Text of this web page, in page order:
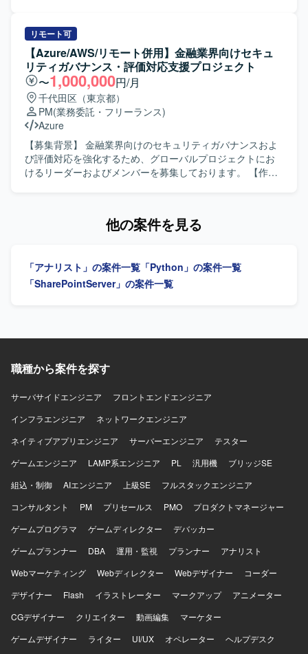
リティに関するグローバルプロジェクトの推進支援を行っ
ていただきます。リーダーの方には、英語WEB会議のファ
シリテートやインシデント対応支援、アドバイザリー業
務、金融庁ガイドライン対応を含むセキュリティ業務全般
のリードを担っていただきます。メンバーの方には、PMO
業務として管理資料の更新をはじめとした事務処理や、プ
ロジェクト運営に関する各種支援業務を行っていただきま
す。 【求める人物像】 セキュリティ分野やクラウド、ITイ
ンフラに関する経験を活かしながら、金融業界のセキュリ
ティガバナンス強化に主体的に取り組んでいただける方を
求めております。グローバルプロジェクトでの英語を用い
ュリティガバナンスや評価対応といった重要領域におい
キュリティ領域の実務経験を組み合わせることで、今後の
キャリア形成においても価値の高い経験を積んでいただけ
リモート可
【Azure/AWS/リモート併用】金融業界向けセキュ
リティガバナンス・評価対応支援プロジェクト
〜1,000,000円/月
千代田区（東京都）
PM(業務委託・フリーランス)
Azure
【募集背景】 金融業界向けのセキュリティガバナンスおよ
び評価対応を強化するため、グローバルプロジェクトにお
けるリーダーおよびメンバーを募集しております。 【作業
ラに関する知見を活かして支援を行います。リーダーポジ
のセキュリティ業務やインシデント対応支援などを担当い
ただきます。メンバーポジションの方には、PMO業務とし
を有し、クラウドやITインフラに関する知見も併せ持って
きに取り組み、英語でのコミュニケーションにも積極的に
チャレンジいただける方が望ましいです。リーダーポジシ
ョンでは、関係者との調整や会議のファシリテーションを
主体的に進められるリーダーシップをお持ちの方を歓迎い
たします。 【ポジションの魅力】 金融業界向けのセキュリ
に、グローバルプロジェクトの中で英語を用いたコミュニ
ケーションや海外法制への対応に携わる機会がございま
インフラといった周辺領域の知見も広げていただける環境
です。 【開発環境】 クラウド環境としてAzureおよびAWS
などを利用したITインフラ環境のもとで、セキュリティガ
バナンスおよび評価対応に関する各種業務を行っていただ
他の案件を見る
「アナリスト」の案件一覧 「Python」の案件一覧
「SharePointServer」の案件一覧
職種から案件を探す
サーバサイドエンジニア
フロントエンドエンジニア
インフラエンジニア
ネットワークエンジニア
ネイティブアプリエンジニア
サーバーエンジニア
テスター
ゲームエンジニア
LAMP系エンジニア PL 汎用機
ブリッジSE
組込・制御
AIエンジニア 上級SE
フルスタックエンジニア
コンサルタント
PM プリセールス PMO
プロダクトマネージャー
ゲームプログラマ
ゲームディレクター
デバッカー
ゲームプランナー
DBA 運用・監視 プランナー
アナリスト
Webマーケティング
Webディレクター Webデザイナー
コーダー
デザイナー
Flash イラストレーター マークアップ
アニメーター
CGデザイナー
クリエイター 動画編集
マーケター
ゲームデザイナー
ライター UI/UX オペレーター
ヘルプデスク